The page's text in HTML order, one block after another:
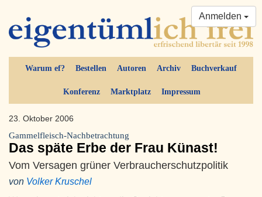
Warum ef? Bestellen Autoren Archiv Buchverkauf
Konferenz Marktplatz Impressum
Anmelden
23. Oktober 2006
Gammelfleisch-Nachbetrachtung
Das späte Erbe der Frau Künast!
Vom Versagen grüner Verbraucherschutzpolitik
von Volker Kruschel